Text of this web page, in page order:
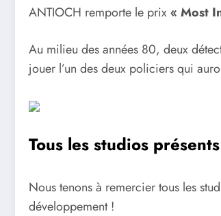
ANTIOCH remporte le prix« Most
Au milieu des années 80, deux
jouer l’un des deux policiers qui
Tous les studios présents
Nous tenons à remercier tous les
développement !